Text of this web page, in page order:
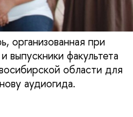
организованная при
факультета
области для
аудиогида.